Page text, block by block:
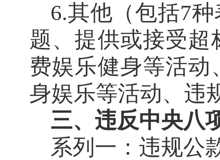
6.其他（包括7
题、提供或接受
费娱乐健身等活
身娱乐等活动、违
三、违反中央八
系列一： 违规公